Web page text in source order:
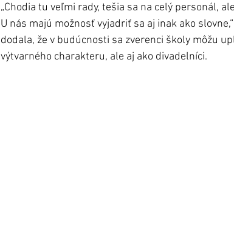
„Chodia tu veľmi rady, tešia sa na celý personál,
U nás majú možnosť vyjadriť sa aj inak ako
dodala, že v budúcnosti sa zverenci školy môžu
výtvarného charakteru, ale aj ako divadelníci.